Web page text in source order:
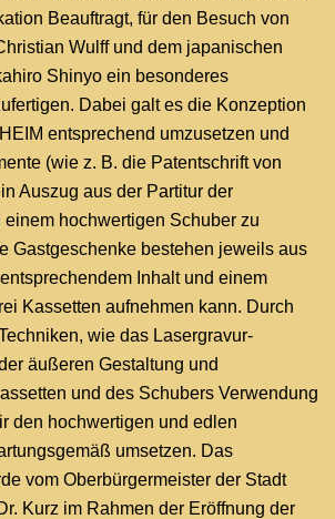
Beauftragt, für den Besuch von
Wulff und dem japanischen
Shinyo ein besonderes
Dabei galt es die Konzeption
entsprechend umzusetzen und
(wie z. B. die Patentschrift von
Auszug aus der Partitur der
hochwertigen Schuber zu
Gastgeschenke bestehen jeweils aus
Inhalt und einem
Kassetten aufnehmen kann. Durch
wie das Lasergravur-
äußeren Gestaltung und
und des Schubers Verwendung
den hochwertigen und edlen
umsetzen. Das
vom Oberbürgermeister der Stadt
Kurz im Rahmen der Eröffnung der